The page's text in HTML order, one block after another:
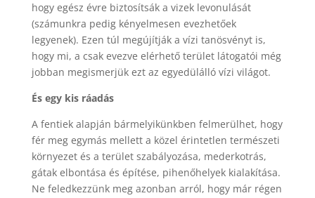
hogy egész évre biztosítsák a vizek levonulását
(számunkra pedig kényelmesen evezhetőek
legyenek). Ezen túl megújítják a vízi tanösvényt is,
hogy mi, a csak evezve elérhető terület látogatói még
jobban megismerjük ezt az egyedülálló vízi világot.
És egy kis ráadás
A fentiek alapján bármelyikünkben felmerülhet, hogy
fér meg egymás mellett a közel érintetlen természeti
környezet és a terület szabályozása, mederkotrás,
gátak elbontása és építése, pihenőhelyek kialakítása.
Ne feledkezzünk meg azonban arról, hogy már régen